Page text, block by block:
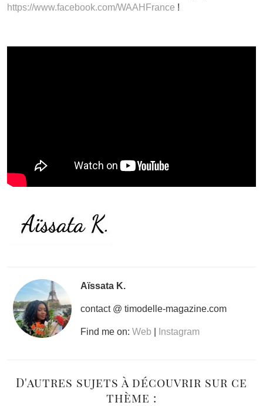
https://www.facebook.com/WAAHFrance !
Aïssata K.
contact @ timodelle-magazine.com
Find me on: Web Instagram
D'autres sujets à découvrir sur ce
thème :